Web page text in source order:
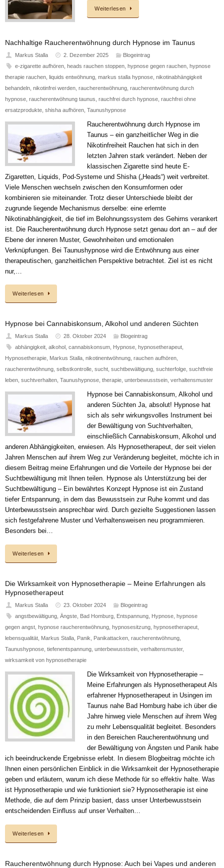
Weiterlesen
Nachhaltige Raucherentwöhnung durch Hypnose im Taunus
Markus Stalla 2. Dezember 2025
Blogeintrag
e-zigarette aufhören, heads rauchen stoppen, hypnose gegen rauchen, hypnose
therapie rauchen liquids entwöhnung markus stalla hypnose nikotinabhängigkeit
behandeln nikotinfrei werden raucherentwöhnung raucherentwöhnung durch
hypnose raucherentwöhnung taunus rauchfrei durch hypnose rauchfrei ohne
ersatzprodukte shisha aufhören Taunushypnose
Raucherentwöhnung durch Hypnose im
Taunus – ein ganzheitlicher Weg in die
Nikotinfreiheit Rauchen hat sich in den
letzten Jahren stark verändert. Neben der
klassischen Zigarette sind heute E-
Zigaretten, Liquids, Pod-Systeme und Shisha („Heads“) weit verbreitet.
Viele Menschen wechseln zwischen den Konsumformen oder
kombinieren sie miteinander. Trotz dieser Unterschiede bleibt der
zugrunde liegende Mechanismus derselbe: eine erlernte
Nikotinabhängigkeit, die tief im Belohnungssystem des Gehirns verankert
ist. Die Raucherentwöhnung durch Hypnose setzt genau dort an – auf der
Ebene der inneren Muster, Gewohnheiten und emotionalen
Verknüpfungen. Bei Taunushypnose wird die Entwöhnung aus einer
therapeutischen, ganzheitlichen Perspektive betrachtet. Ziel ist es nicht
nur,…
Weiterlesen
Hypnose bei Cannabiskonsum, Alkohol und anderen Süchten
Markus Stalla 28. Oktober 2024
Blogeintrag
abhängigkeit, alkohol , cannabiskonsum, Hypnose, hypnosetherapeut,
Hypnosetherapie, Markus Stalla, nikotinentwöhnung, rauchen aufhören,
raucherentwöhnung, selbstkontrolle, sucht, suchtbewältigung, suchterfolge, suchtfreie
leben, suchtverhalten, Taunushypnose, therapie, unterbewusstsein, verhaltensmuster
Hypnose bei Cannabiskonsum, Alkohol und
anderen Süchten Ja, absolut! Hypnose hat
sich als sehr wirkungsvolles Instrument bei
der Bewältigung von Suchtverhalten,
einschließlich Cannabiskonsum, Alkohol und
anderen Abhängigkeiten, erwiesen. Als Hypnosetherapeut, der seit vielen
Jahren Menschen auf ihrem Weg zur Veränderung begleitet, möchte ich in
diesem Beitrag meine Erfahrungen und die Vorteile der Hypnose bei der
Suchtbewältigung mit Ihnen teilen. Hypnose als Unterstützung bei der
Suchtbewältigung – Ein bewährtes Konzept Hypnose ist ein Zustand
tiefer Entspannung, in dem das Bewusstsein zur Ruhe kommt und das
Unterbewusstsein ansprechbar wird. Durch gezielte Suggestionen lassen
sich festgefahrene Muster und Verhaltensweisen neu programmieren.
Besonders bei…
Weiterlesen
Die Wirksamkeit von Hypnosetherapie – Meine Erfahrungen als
Hypnosetherapeut
Markus Stalla 23. Oktober 2024
Blogeintrag
angstbewältigung, Ängste, Bad Homburg, Entspannung, Hypnose, hypnose
gegen angst hypnose raucherentwöhnung hypnosesitzung hypnosetherapeut
lebensqualität Markus Stalla Panik Panikattacken raucherentwöhnung
Taunushypnose tiefenentspannung unterbewusstsein verhaltensmuster,
wirksamkeit von hypnosetherapie
Die Wirksamkeit von Hypnosetherapie –
Meine Erfahrungen als Hypnosetherapeut Als
erfahrener Hypnosetherapeut in Usingen im
Taunus nahe Bad Homburg habe ich über die
Jahre hinweg viele Menschen auf ihrem Weg
zu mehr Lebensqualität begleitet. Besonders
in den Bereichen Raucherentwöhnung und
der Bewältigung von Ängsten und Panik habe
ich beeindruckende Ergebnisse erlebt. In diesem Blogbeitrag möchte ich
Ihnen einen persönlichen Einblick in die Wirksamkeit der Hypnosetherapie
geben und erläutern, warum ich diese Methode für so effektiv halte. Was
ist Hypnosetherapie und wie funktioniert sie? Hypnosetherapie ist eine
Methode, die auf dem Prinzip basiert, dass unser Unterbewusstsein
entscheidenden Einfluss auf unser Verhalten…
Weiterlesen
Raucherentwöhnung durch Hypnose: Auch bei Vapes und anderen